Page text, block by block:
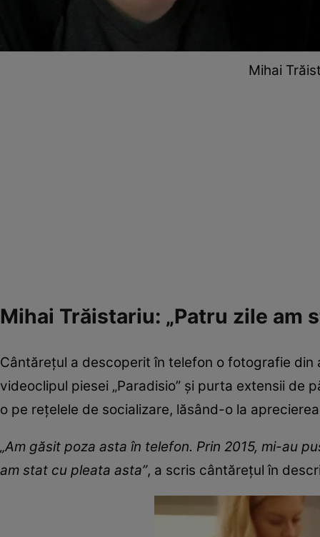
Mihai
Mihai Trăistariu: „Patru zile am
Cântărețul a descoperit în telefon o fotografie
videoclipul piesei „Paradisio” și purta extensii
o pe rețelele de socializare, lăsând-o la
„Am găsit poza asta în telefon. Prin 2015, mi-au
am stat cu pleata asta”, a scris cântărețul în